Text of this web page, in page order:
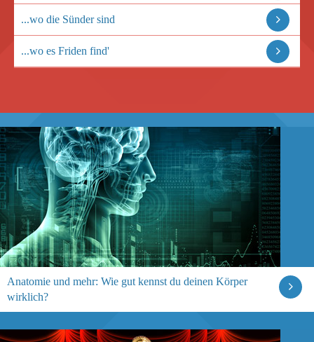
...wo die Sünder sind
...wo es Friden find'
Anatomie und mehr: Wie gut kennst du deinen Körper
wirklich?